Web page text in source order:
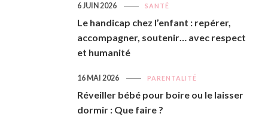
SANTÉ
Le handicap chez l’enfant : repérer,
accompagner, soutenir… avec respect
et humanité
6 JUIN 2026
PARENTALITÉ
Réveiller bébé pour boire ou le laisser
dormir : Que faire ?
16 MAI 2026